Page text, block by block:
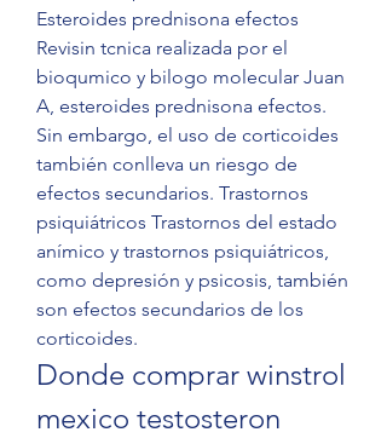
Esteroides prednisona efectos
Revisin tcnica realizada por el
bioqumico y bilogo molecular Juan
A, esteroides prednisona efectos.
Sin embargo, el uso de corticoides
también conlleva un riesgo de
efectos secundarios. Trastornos
psiquiátricos Trastornos del estado
anímico y trastornos psiquiátricos,
como depresión y psicosis, también
son efectos secundarios de los
corticoides.
Donde comprar winstrol
mexico testosteron